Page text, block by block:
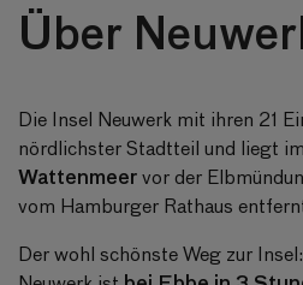
Über
Die Insel Neuwerk mit ihren 21
nördlichster Stadtteil und liegt im
Wattenmeervor der
vom Hamburger Rathaus
Der wohl schönste Weg zur